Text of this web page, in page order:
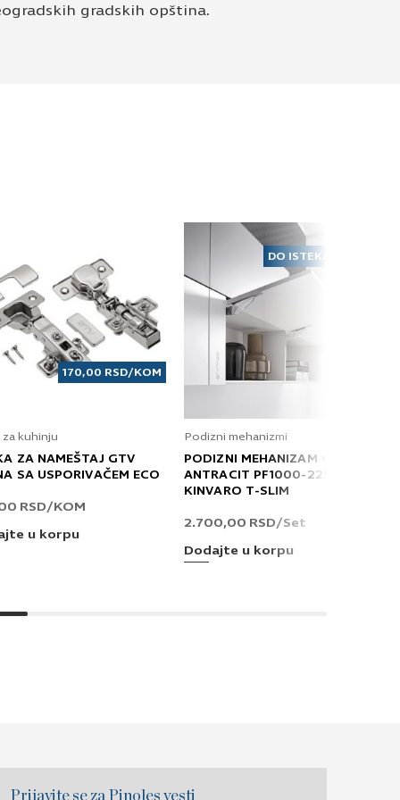
gradskih opština.
170,00 RSD/KOM
za kuhinju
ZA NAMEŠTAJ GTV
SA USPORIVAČEM ECO
RSD/KOM
u korpu
DO ISTEKA ZALIHA
Podizni mehanizmi
PODIZNI MEHANIZAM GRASS
ANTRACIT PF1000-2250 T
KINVARO T-SLIM
2.700,00 RSD/Set
Dodajte u korpu
Prijavite se za Pinoles vesti